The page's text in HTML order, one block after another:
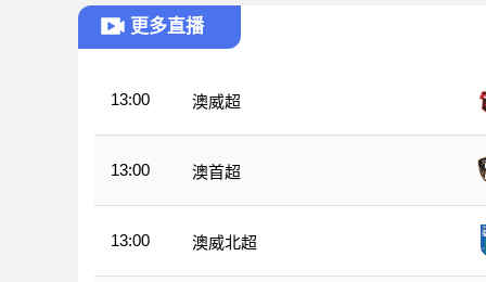
更多直播
13:00 澳威超
13:00 澳首超
13:00 澳威北超